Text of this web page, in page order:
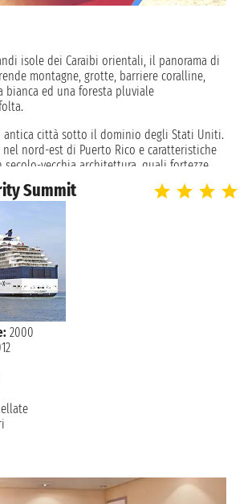
3 novembre 2027
2027
KINGSTOWN
2027
2027
CHARLOTTE
AMALIE
novembre 2027
isole dei Caraibi orientali, il panorama di
montagne, grotte, barriere coralline,
bianca ed una foresta pluviale
antica città sotto il dominio degli Stati Uniti.
nel nord-est di Puerto Rico e caratteristiche
vecchia architettura, quali fortezze
dal 1540 al 1800, un attivo porto ed
molto attiva nel distretto di Hato Rey.
è una città latino-americana con la cultura
a tradizioni africane e Taíno con
I cittadini di San Juan sono molto
dell'isola.
Summit
2000